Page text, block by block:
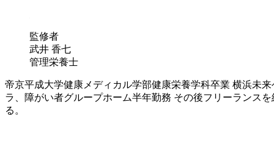
監修者
武井 香七
管理栄養士
帝京平成大学健康メディカル学部健康栄養学科卒業 横浜未
ラ、障がい者グループホーム半年勤務 その後フリーランス
る。